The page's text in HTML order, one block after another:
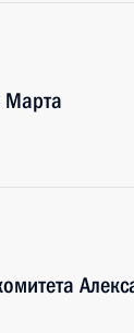
Марта